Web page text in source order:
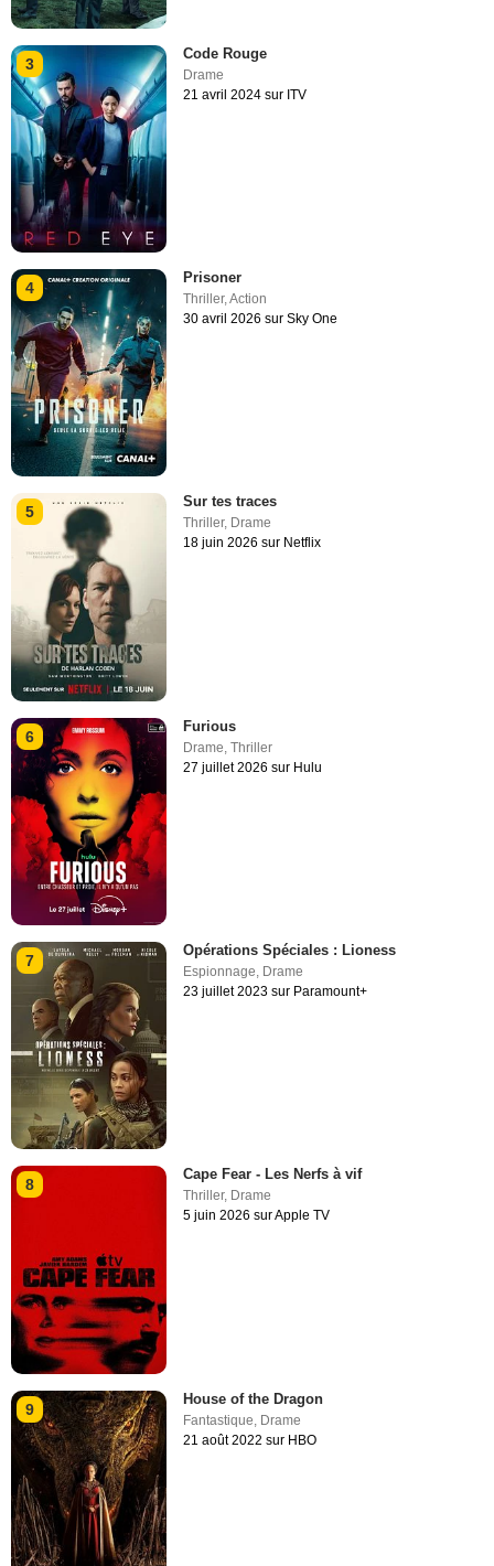
3
Code Rouge
Drame
21 avril 2024 sur ITV
4
Prisoner
Thriller,Action
30 avril 2026 sur Sky One
5
Sur tes traces
Thriller, Drame
18 juin 2026 sur Netflix
6
Furious
Drame ,Thriller
27 juillet 2026 sur Hulu
7
Opérations Spéciales : Lioness
Espionnage, Drame
23 juillet 2023 sur Paramount+
8
Cape Fear - Les Nerfs à vif
Thriller, Drame
5 juin 2026 sur Apple TV
9
House of the Dragon
Fantastique Drame
21 août 2022 sur HBO